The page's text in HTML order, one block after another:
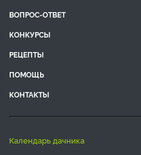
ВОПРОС-ОТВЕТ
КОНКУРСЫ
РЕЦЕПТЫ
ПОМОЩЬ
КОНТАКТЫ
календарь дачника